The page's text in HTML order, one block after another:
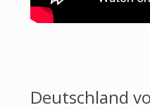
Deutschland